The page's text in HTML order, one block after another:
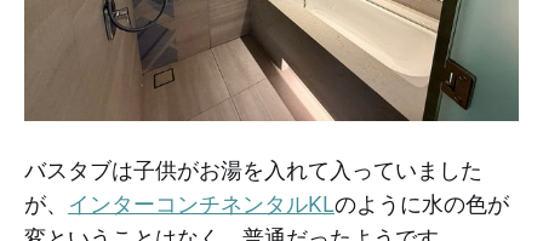
バスタブは子供がお湯を入れて入っていました
が、 インターコンチネンタルKLのように水の色が